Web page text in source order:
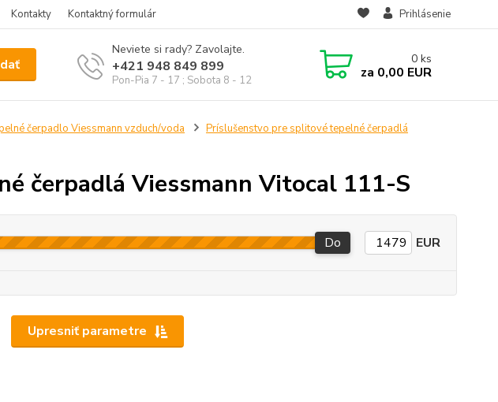
Kontakty Kontaktný formulár Prihlásenie
Neviete si rady? Zavolajte.
+421 948 849 899
Pon-Pia 7 - 17 ; Sobota 8 - 12
0 ks
za 0,00 EUR
čerpadlo Viessmann vzduch/voda
Príslušenstvo pre splitové tepelné čerpadlá
čerpadlá Viessmann Vitocal 111-S
Upresniť parametre
Do EUR